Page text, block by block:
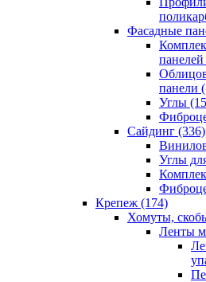
Фасадные
панели
Углы
Сайдинг (336)
Углы
Крепеж (174)
Хомуты,
Ленты